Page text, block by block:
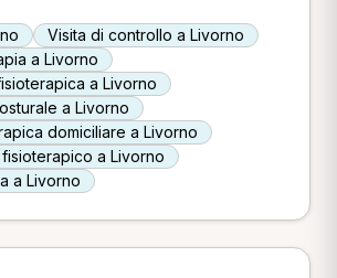
Visita di controllo a Livorno
a Livorno
a Livorno
a Livorno
domiciliare a Livorno
a Livorno
a Livorno